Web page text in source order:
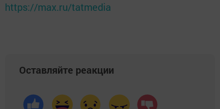
https://max.ru/tatmedia
Оставляйте реакции